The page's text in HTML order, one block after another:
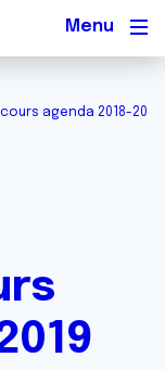
agenda 2018-2019